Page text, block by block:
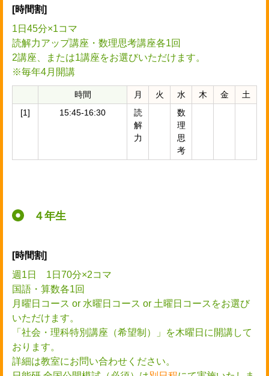
[時間割]
1日45分×1コマ
読解力アップ講座・数理思考講座各1回
2講座、または1講座をお選びいただけます。
※毎年4月開講
時間 月 火 水 木 金
土
[1]
15:45-16:30
読
解
力
数
理
思
考
４年生
[時間割]
週1日 1日70分×2コマ
国語・算数各1回
月曜日コース or 水曜日コース or 土曜日コースをお選び
いただけます。
「社会・理科特別講座（希望制）」を木曜日に開講して
おります。
詳細は教室にお問い合わせください。